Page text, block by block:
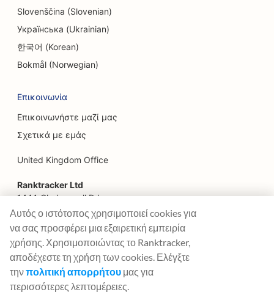
SEO για δωμάτια απόδρασης
SEO για οικογενειακά εστιατόρια
SEO για οικονομικούς σχεδιαστές
SEO για χρηματοπιστωτικές υπηρεσίες
SEO για εστιατόρια υψηλής γαστρονομίας
SEO για εστιατόρια γρήγορου φαγητού
SEO για ανθοπωλεία
SEO για Food Courts
SEO για φορτηγά τροφίμων
SEO για γαλλικά ζαχαροπλαστεία
Slovenščina (Slovenian)
Українська (Ukrainian)
한국어 (Korean)
Bokmål (Norwegian)
Επικοινωνία
Επικοινωνήστε μαζί μας
Σχετικά με εμάς
United Kingdom Office
Ranktracker Ltd
144A Clerkenwell Rd
London, EC1R 5DF
Company No: 08820809
felix@ranktracker.com
2015 -2026© Ranktracker. All Rights Reserved.
Αυτός ο ιστότοπος χρησιμοποιεί cookies για
να σας προσφέρει μια εξαιρετική εμπειρία
χρήσης. Χρησιμοποιώντας το Ranktracker,
αποδέχεστε τη χρήση των cookies. Ελέγξτε
τηνπολιτική απορρήτου μας για
περισσότερες λεπτομέρειες.